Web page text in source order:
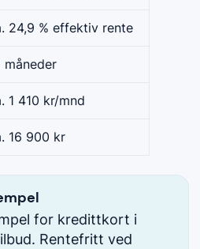
24,9 % effektiv rente
måneder
1 410 kr/mnd
16 900 kr
for kredittkort i
Rentefritt ved